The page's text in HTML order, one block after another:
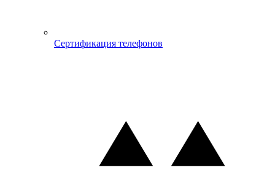
Сертификация телефонов